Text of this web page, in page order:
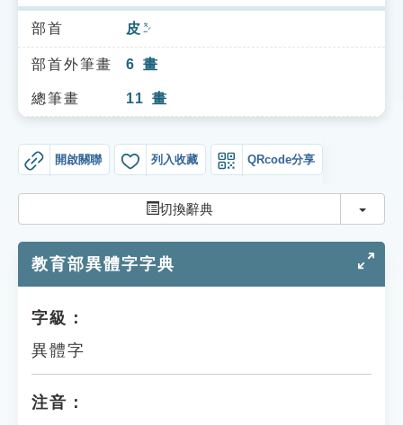
索引選單
知識索引
單字索引
貓頭鷹博士
部首 皮 ㄆㄧˊ
部首外筆畫 6 畫
總筆畫 11 畫
開啟關聯 列入收藏 QRcode分享
切換辭典 切換
教育部異體字字典
字級：
異體字
注音：